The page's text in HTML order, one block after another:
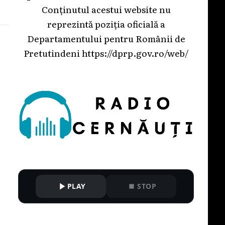
Conținutul acestui website nu
reprezintă poziția oficială a
Departamentului pentru Românii de
Pretutindenihttps://dprp.gov.ro/web/
PLAY STOP